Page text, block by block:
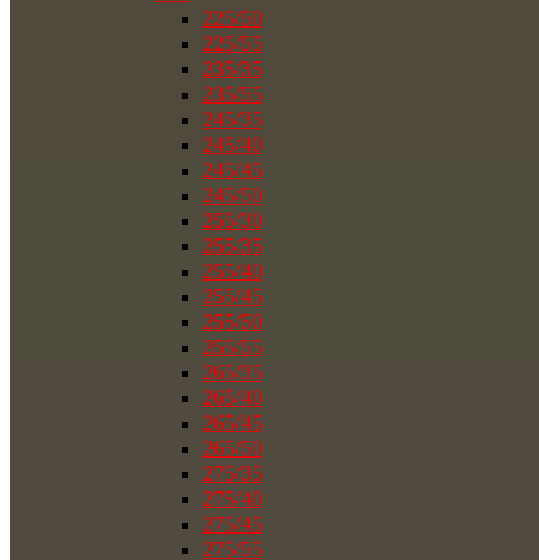
225/50
225/55
235/35
235/55
245/35
245/40
245/45
245/50
255/30
255/35
255/40
255/45
255/50
255/55
265/35
265/40
265/45
265/50
275/35
275/40
275/45
275/55